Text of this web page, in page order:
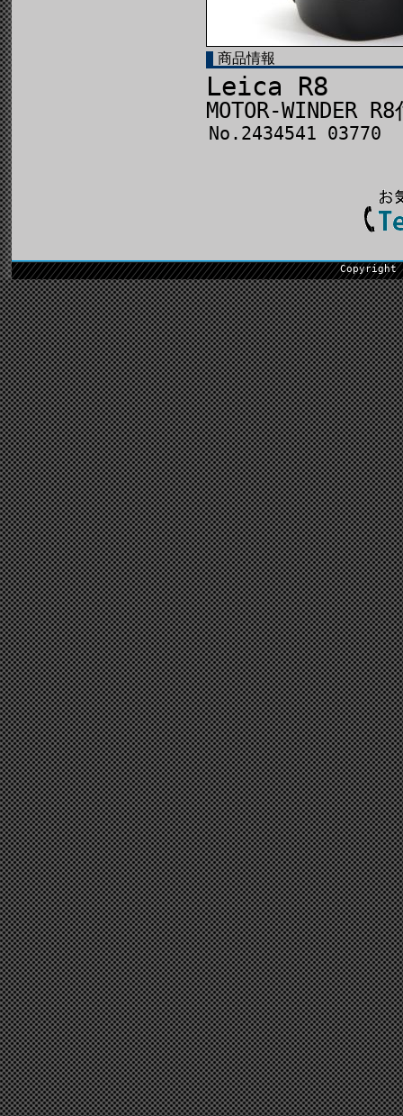
商品情報
Leica R8
MOTOR-WINDER R8
No.2434541 03770
Copyright